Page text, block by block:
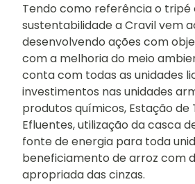
Tendo como referência o tripé
sustentabilidade a Cravil vem
desenvolvendo ações com
com a melhoria do meio
conta com todas as unidades
investimentos nas unidades
produtos químicos, Estação
Efluentes, utilização da casca
fonte de energia para toda
beneficiamento de arroz com
apropriada das cinzas.